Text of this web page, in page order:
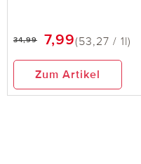
34,99 7,99(53,27 / 1l)
Zum Artikel